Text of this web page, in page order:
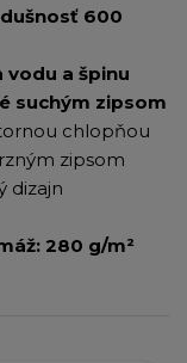
600
a špinu
suchým zipsom
chlopňou
zipsom
dizajn
280 g/m²